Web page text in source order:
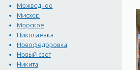
Межводное
Мисхор
Морское
Николаевка
Новофедоровка
Новый свет
Никита